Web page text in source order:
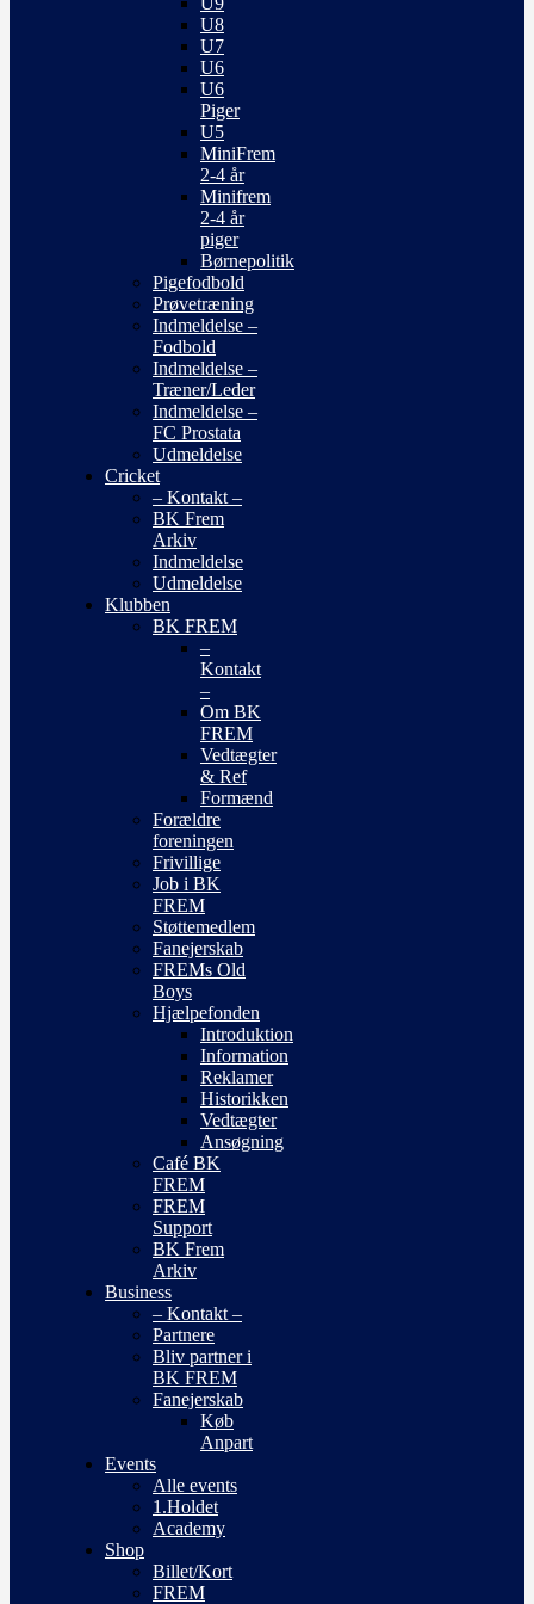
U8
U7
U6
U6
Piger
U5
MiniFrem
2-4 år
Minifrem
2-4 år
piger
Børnepolitik
Pigefodbold
Prøvetræning
Indmeldelse –
Fodbold
Indmeldelse –
Træner/Leder
Indmeldelse –
FC Prostata
Udmeldelse
Cricket
– Kontakt –
BK Frem
Arkiv
Indmeldelse
Udmeldelse
Klubben
BK FREM
–
Kontakt
–
Om BK
FREM
Vedtægter
& Ref
Formænd
Forældre
foreningen
Frivillige
Job i BK
FREM
Støttemedlem
Fanejerskab
FREMs Old
Boys
Hjælpefonden
Introduktion
Information
Reklamer
Historikken
Vedtægter
Ansøgning
Café BK
FREM
FREM
Support
BK Frem
Arkiv
Business
– Kontakt –
Partnere
Bliv partner i
BK FREM
Fanejerskab
Køb
Anpart
Events
Alle events
1.Holdet
Academy
Shop
Billet/Kort
FREM